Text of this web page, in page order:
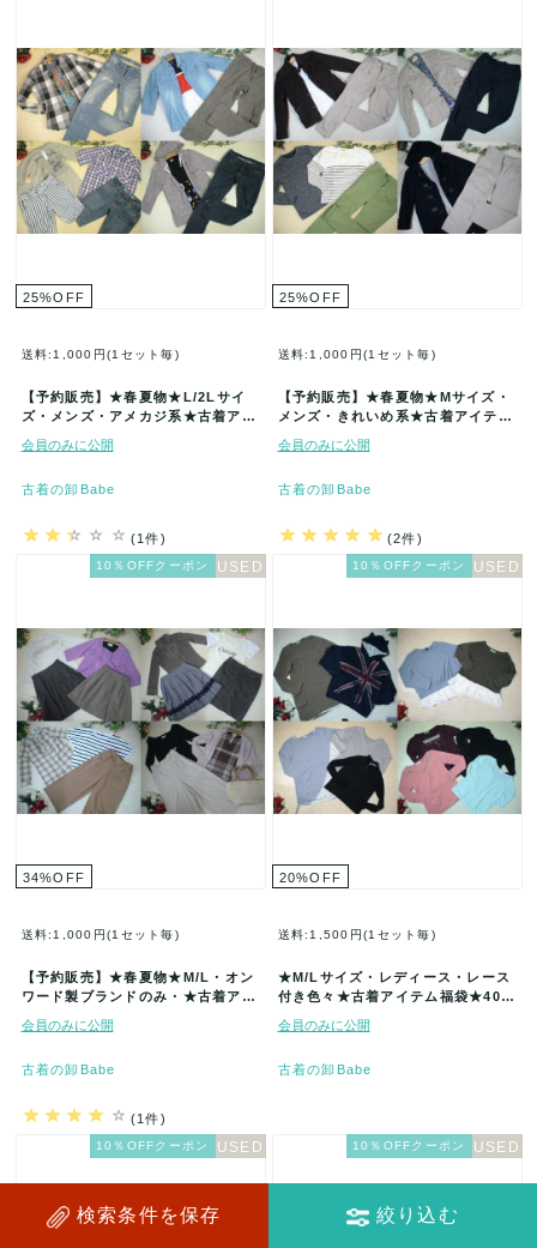
25%OFF
送料:1,000円(1セット毎)
【予約販売】★春夏物★L/2Lサイ
ズ・メンズ・アメカジ系★古着アイ
古…
会員のみに公開
古着の卸Babe
(1件)
25%OFF
送料:1,000円(1セット毎)
【予約販売】★春夏物★Mサイズ・
メンズ・きれいめ系★古着アイテム
卸…
会員のみに公開
古着の卸Babe
(2件)
10％OFFクーポン
34%OFF
送料:1,000円(1セット毎)
【予約販売】★春夏物★M/L・オン
ワード製ブランドのみ・★古着アイ
組…
会員のみに公開
古着の卸Babe
(1件)
10％OFFクーポン
20%OFF
送料:1,500円(1セット毎)
★M/Lサイズ・レディース・レース
付き色々★古着アイテム福袋★40着
ー…
会員のみに公開
古着の卸Babe
10％OFFクーポン 10％OFFクーポン
検索条件を保存 絞り込む